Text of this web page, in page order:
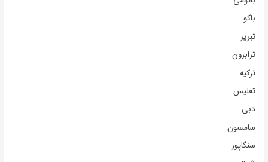
باکو
تبریز
ترابزون
ترکیه
تفلیس
دبی
سامسون
سنگاپور